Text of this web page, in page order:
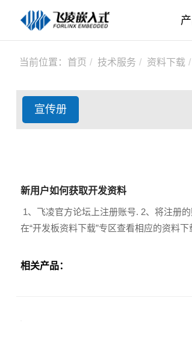
当前位置： 首页 技术服务 资料下载
宣传册
新用户如何获取开发资料
1、飞凌官方论坛上注册账号. 2、将注册
在“开发板资料下载”专区查看相应的资料下
相关产品：